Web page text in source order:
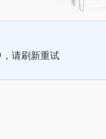
请刷新重试